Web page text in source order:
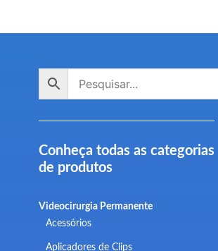
Conheça todas as categorias
de produtos
Videocirurgia Permanente
Acessórios
Aplicadores de Clips